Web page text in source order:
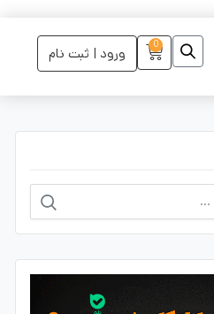
ورود | ثبت نام 0